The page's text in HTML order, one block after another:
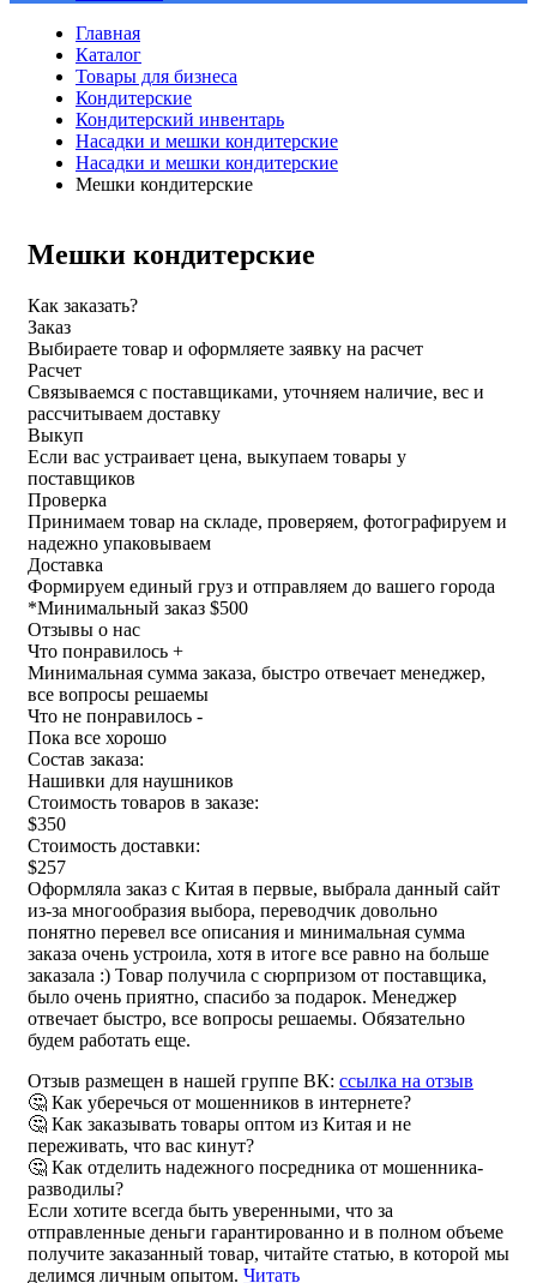
Главная
Каталог
Товары для бизнеса
Кондитерские
Кондитерский инвентарь
Насадки и мешки кондитерские
Насадки и мешки кондитерские
Мешки кондитерские
Мешки кондитерские
Как заказать?
Заказ
Выбираете товар и оформляете заявку на расчет
Расчет
Связываемся с поставщиками, уточняем наличие, вес и
рассчитываем доставку
Выкуп
Если вас устраивает цена, выкупаем товары у
поставщиков
Проверка
Принимаем товар на складе, проверяем, фотографируем и
надежно упаковываем
Доставка
Формируем единый груз и отправляем до вашего города
*Минимальный заказ $500
Отзывы о нас
Что понравилось +
Минимальная сумма заказа, быстро отвечает менеджер,
все вопросы решаемы
Что не понравилось -
Пока все хорошо
Состав заказа:
Нашивки для наушников
Стоимость товаров в заказе:
$350
Стоимость доставки:
$257
Оформляла заказ с Китая в первые, выбрала данный сайт
из-за многообразия выбора, переводчик довольно
понятно перевел все описания и минимальная сумма
заказа очень устроила, хотя в итоге все равно на больше
заказала :) Товар получила с сюрпризом от поставщика,
было очень приятно, спасибо за подарок. Менеджер
отвечает быстро, все вопросы решаемы. Обязательно
будем работать еще.
Отзыв размещен в нашей группе ВК: ссылка на отзыв
🤔 Как уберечься от мошенников в интернете?
🤔 Как заказывать товары оптом из Китая и не
переживать, что вас кинут?
🤔 Как отделить надежного посредника от мошенника-
разводилы?
Если хотите всегда быть уверенными, что за
отправленные деньги гарантированно и в полном объеме
получите заказанный товар, читайте статью, в которой мы
делимся личным опытом. Читать